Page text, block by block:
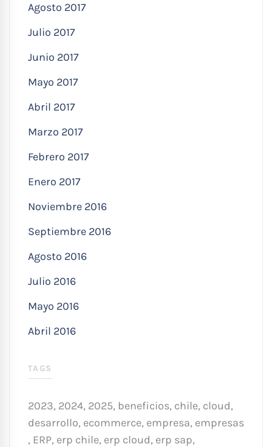
Agosto 2017
Julio 2017
Junio 2017
Mayo 2017
Abril 2017
Marzo 2017
Febrero 2017
Enero 2017
Noviembre 2016
Septiembre 2016
Agosto 2016
Julio 2016
Mayo 2016
Abril 2016
TAGS
2023, 2024, 2025, beneficios, chile, cloud,
desarrollo, ecommerce, empresa, empresas
, ERP, erp chile, erp cloud, erp sap,